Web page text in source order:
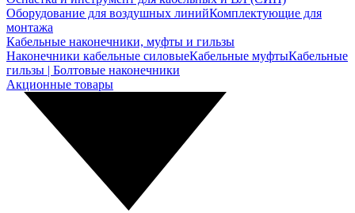
Оборудование для воздушных линийКомплектующие для
монтажа
Кабельные наконечники, муфты и гильзы
Наконечники кабельные силовыеКабельные муфтыКабельные
гильзы | Болтовые наконечники
Акционные товары